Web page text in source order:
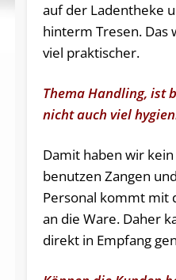
auf der Ladentheke
hinterm Tresen. Das
viel praktischer.
Thema Handling, ist
nicht auch viel
Damit haben wir
benutzen Zangen
Personal kommt mit
an die Ware. Daher
direkt in Empfang